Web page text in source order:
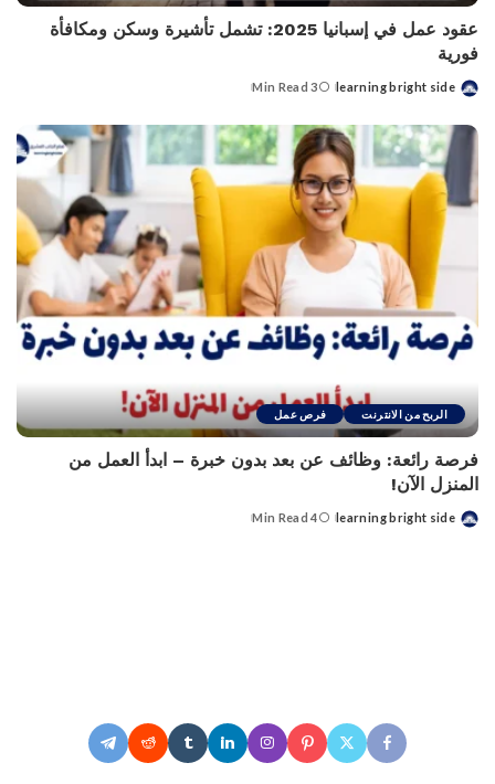
عقود عمل في إسبانيا 2025: تشمل تأشيرة وسكن ومكافأة
فورية
Posted
learning bright side
3 Min Read
الربح من الانترنت فرص عمل
فرصة رائعة: وظائف عن بعد بدون خبرة – ابدأ العمل من
المنزل الآن!
Posted
learning bright side
4 Min Read